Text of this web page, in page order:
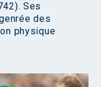
Ses
des
physique